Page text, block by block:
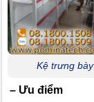
Kệ trưng
– Ưu điểm